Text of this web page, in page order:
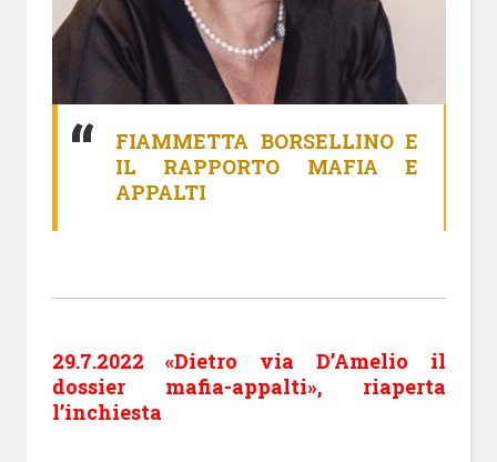
FIAMMETTA BORSELLINO E
IL RAPPORTO MAFIA E
APPALTI
29.7.2022 «Dietro via D’Amelio il
dossier mafia-appalti», riaperta
l’inchiesta